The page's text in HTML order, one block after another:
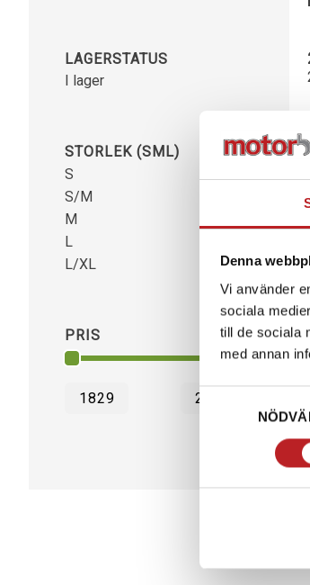
Denna
Vi använder
sociala
till de sociala
med annan
Samtyckesval
LAGERSTATUS
I lager
STORLEK (SML)
S
S/M
M
L
L/XL 1
PRIS